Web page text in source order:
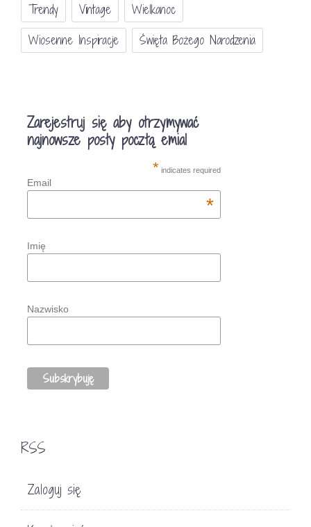
Trendy
Vintage
Wielkanoc
Wiosenne Inspiracje
Święta Bożego Narodzenia
Zarejestruj się aby otrzymywać
najnowsze posty pocztą emial
* indicates required
Email
*
Imię
Nazwisko
RSS
Zaloguj się